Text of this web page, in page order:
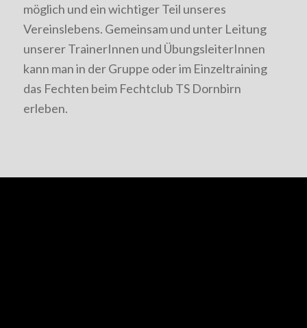
möglich und ein wichtiger Teil unseres
Vereinslebens. Gemeinsam und unter Leitung
unserer TrainerInnen und ÜbungsleiterInnen
kann man in der Gruppe oder im Einzeltraining
das Fechten beim Fechtclub TS Dornbirn
erleben.